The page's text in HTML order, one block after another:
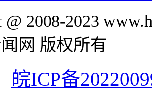
@ 2008-2023
网 版权所有
皖ICP备